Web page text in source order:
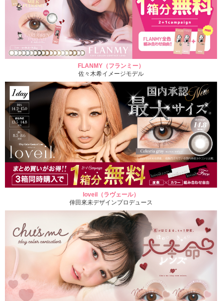
FLANMY（フランミー）
佐々木希イメージモデル
loveil（ラヴェール）
倖田來未デザインプロデュース